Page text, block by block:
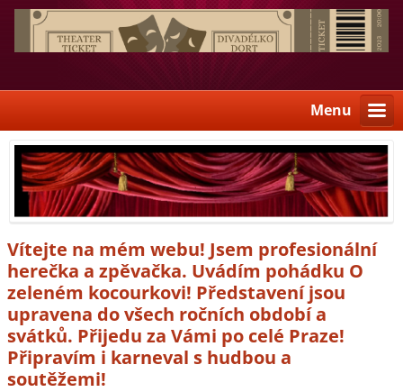
Menu
Vítejte na mém webu! Jsem profesionální
herečka a zpěvačka. Uvádím pohádku O
zeleném kocourkovi! Představení jsou
upravena do všech ročních období a
svátků. Přijedu za Vámi po celé Praze!
Připravím i karneval s hudbou a
soutěžemi!